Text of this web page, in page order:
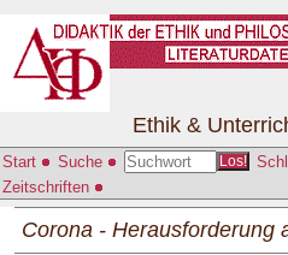
Start Suche Los!
Zeitschriften
Ethik &
Corona - Herausforderung